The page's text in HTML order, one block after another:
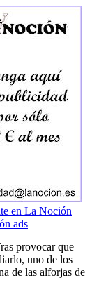
en La Noción
ads
provocar que
uno de los
de las alforjas de